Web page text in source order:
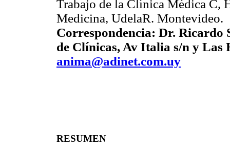
Trabajo de la Clínica Médica C,
Medicina, UdelaR. Montevideo.
Correspondencia: Dr.
de Clínicas, Av Italia s/n y Las
anima@adinet.com.uy
RESUMEN